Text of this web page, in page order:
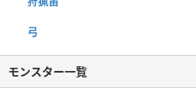
弓
モンスター一覧